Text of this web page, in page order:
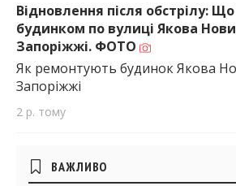
Відновлення після обстрілу:
будинком по вулиці Якова
Запоріжжі. ФОТО
Як ремонтують будинок Якова
Запоріжжі
2 р. тому
Бічні
ВАЖЛИВО